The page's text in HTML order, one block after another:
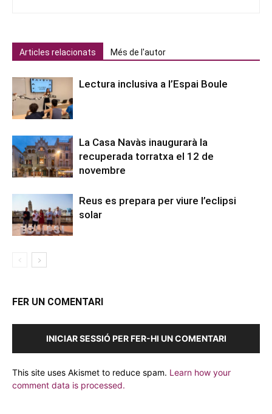
Articles relacionats Més de l'autor
Lectura inclusiva a l’Espai Boule
La Casa Navàs inaugurarà la
recuperada torratxa el 12 de
novembre
Reus es prepara per viure l’eclipsi
solar
FER UN COMENTARI
INICIAR SESSIÓ PER FER-HI UN COMENTARI
This site uses Akismet to reduce spam. Learn how your
comment data is processed.